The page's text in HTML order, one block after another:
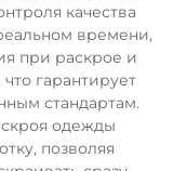
качества
времени,
при раскрое и
гарантирует
стандартам.
одежды
позволяя